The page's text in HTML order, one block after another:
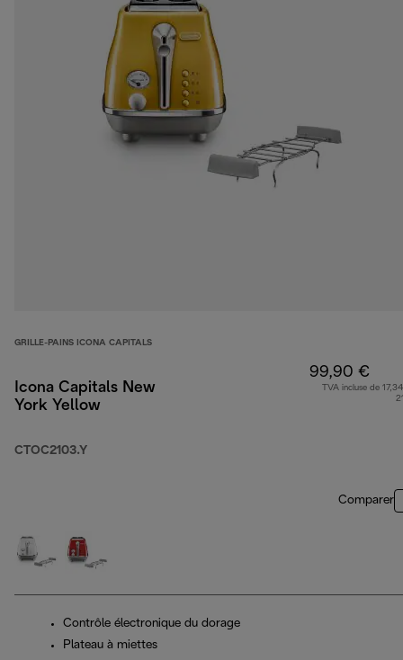
GRILLE-PAINS ICONA CAPITALS
Icona Capitals New
York Yellow
CTOC2103.Y
99,90 €
TVA incluse de
Comparer
Contrôle électronique du dorage
Plateau à miettes